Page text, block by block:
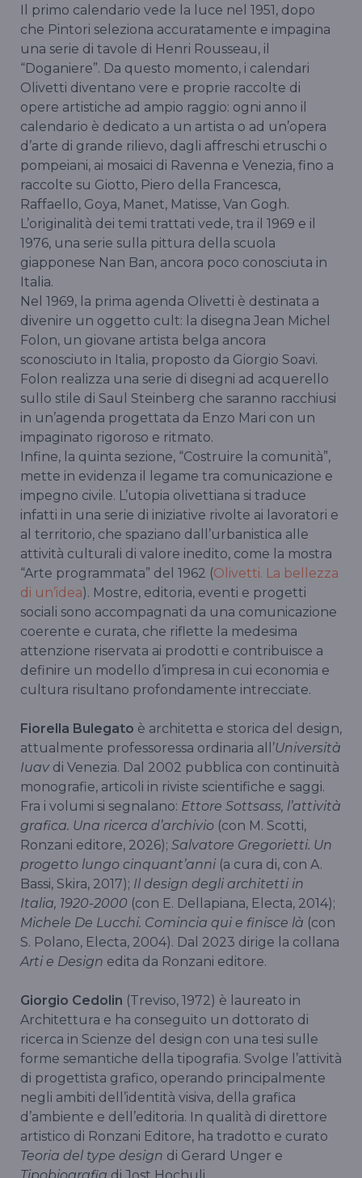
Il primo calendario vede la luce nel 1951, dopo
che Pintori seleziona accuratamente e impagina
una serie di tavole di Henri Rousseau, il
“Doganiere”. Da questo momento, i calendari
Olivetti diventano vere e proprie raccolte di
opere artistiche ad ampio raggio: ogni anno il
calendario è dedicato a un artista o ad un’opera
d’arte di grande rilievo, dagli affreschi etruschi o
pompeiani, ai mosaici di Ravenna e Venezia, fino a
raccolte su Giotto, Piero della Francesca,
Raffaello, Goya, Manet, Matisse, Van Gogh.
L’originalità dei temi trattati vede, tra il 1969 e il
1976, una serie sulla pittura della scuola
giapponese Nan Ban, ancora poco conosciuta in
Italia.
Nel 1969, la prima agenda Olivetti è destinata a
divenire un oggetto cult: la disegna Jean Michel
Folon, un giovane artista belga ancora
sconosciuto in Italia, proposto da Giorgio Soavi.
Folon realizza una serie di disegni ad acquerello
sullo stile di Saul Steinberg che saranno racchiusi
in un’agenda progettata da Enzo Mari con un
impaginato rigoroso e ritmato.
Infine, la quinta sezione, “Costruire la comunità”,
mette in evidenza il legame tra comunicazione e
impegno civile. L’utopia olivettiana si traduce
infatti in una serie di iniziative rivolte ai lavoratori e
al territorio, che spaziano dall’urbanistica alle
attività culturali di valore inedito, come la mostra
“Arte programmata” del 1962 (Olivetti. La bellezza
di un’idea). Mostre, editoria, eventi e progetti
sociali sono accompagnati da una comunicazione
coerente e curata, che riflette la medesima
attenzione riservata ai prodotti e contribuisce a
definire un modello d’impresa in cui economia e
cultura risultano profondamente intrecciate.
Fiorella Bulegato è architetta e storica del design,
attualmente professoressa ordinaria all’Università
Iuav di Venezia. Dal 2002 pubblica con continuità
monografie, articoli in riviste scientifiche e saggi.
Fra i volumi si segnalano: Ettore Sottsass, l’attività
grafica. Una ricerca d’archivio (con M. Scotti,
Ronzani editore, 2026); Salvatore Gregorietti. Un
progetto lungo cinquant’anni (a cura di, con A.
Bassi, Skira, 2017); Il design degli architetti in
Italia, 1920-2000 (con E. Dellapiana, Electa, 2014);
Michele De Lucchi. Comincia qui e finisce là (con
S. Polano, Electa, 2004). Dal 2023 dirige la collana
Arti e Design edita da Ronzani editore.
Giorgio Cedolin (Treviso, 1972) è laureato in
Architettura e ha conseguito un dottorato di
ricerca in Scienze del design con una tesi sulle
forme semantiche della tipografia. Svolge l’attività
di progettista grafico, operando principalmente
negli ambiti dell’identità visiva, della grafica
d’ambiente e dell’editoria. In qualità di direttore
artistico di Ronzani Editore, ha tradotto e curato
Teoria del type design di Gerard Unger e